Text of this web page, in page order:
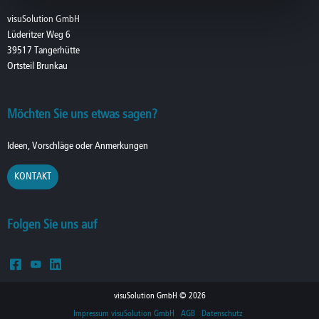
visuSolution GmbH
Lüderitzer Weg 6
39517 Tangerhütte
Ortsteil Brunkau
Möchten Sie uns etwas sagen?
Ideen, Vorschläge oder Anmerkungen
KONTAKT
Folgen Sie uns auf
visuSolution GmbH © 2026
Impressum visuSolution GmbH AGB Datenschutz